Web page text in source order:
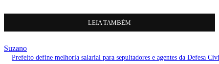
LEIA TAMBÉM
Suzano
Prefeito define melhoria salarial para sepultadores e agentes da Defesa